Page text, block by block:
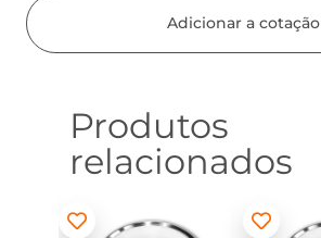
Adicionar a cotação
Produtos
relacionados